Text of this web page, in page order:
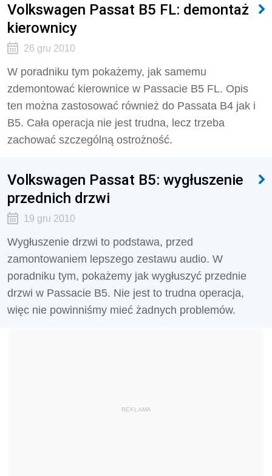
Volkswagen Passat B5 FL: demontaż
kierownicy
26 gru 2010
W poradniku tym pokażemy, jak samemu
zdemontować kierownice w Passacie B5 FL. Opis
ten można zastosować również do Passata B4 jak i
B5. Cała operacja nie jest trudna, lecz trzeba
zachować szczególną ostrożność.
Volkswagen Passat B5: wygłuszenie
przednich drzwi
19 gru 2010
Wygłuszenie drzwi to podstawa, przed
zamontowaniem lepszego zestawu audio. W
poradniku tym, pokażemy jak wygłuszyć przednie
drzwi w Passacie B5. Nie jest to trudna operacja,
więc nie powinniśmy mieć żadnych problemów.
REKLAMA